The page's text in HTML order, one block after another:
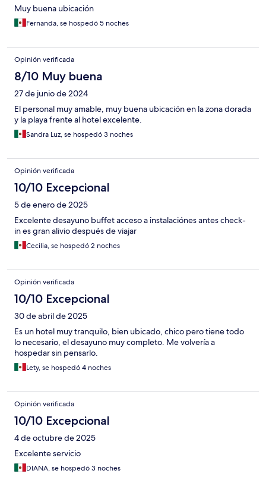
Muy buena ubicación
Fernanda, se hospedó 5 noches
Opinión verificada
8/10 Muy buena
27 de junio de 2024
El personal muy amable, muy buena ubicación en la zona dorada
y la playa frente al hotel excelente.
Sandra Luz, se hospedó 3 noches
Opinión verificada
10/10 Excepcional
5 de enero de 2025
Excelente desayuno buffet acceso a instalaciónes antes check-
in es gran alivio después de viajar
Cecilia, se hospedó 2 noches
Opinión verificada
10/10 Excepcional
30 de abril de 2025
Es un hotel muy tranquilo, bien ubicado, chico pero tiene todo
lo necesario, el desayuno muy completo. Me volvería a
hospedar sin pensarlo.
Lety, se hospedó 4 noches
Opinión verificada
10/10 Excepcional
4 de octubre de 2025
Excelente servicio
DIANA, se hospedó 3 noches